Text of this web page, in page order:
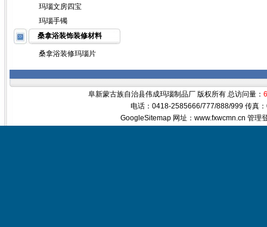
玛瑙文房四宝
玛瑙手镯
桑拿浴装饰装修材料
桑拿浴装修玛瑙片
阜新蒙古族自治县伟成玛瑙制品厂 版权所有 总访问量：
电话：0418-2585666/777/888/999 传真
GoogleSitemap 网址：www.fxwcmn.cn 管理